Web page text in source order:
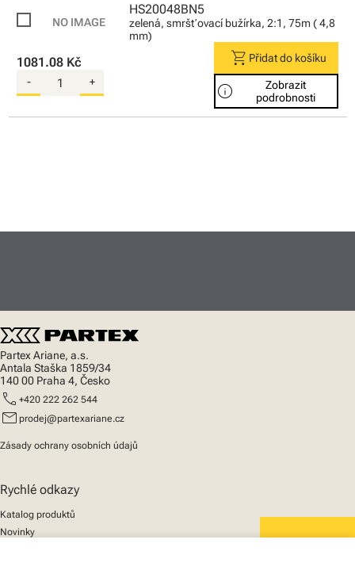
HS20048BN5
zelená, smršťovací bužírka, 2:1, 75m ( 4,8
mm)
1081.08 Kč
- +
shopping_cart Přidat do košíku
info
Zobrazit
podrobnosti
Partex Ariane, a.s.
Antala Staška 1859/34
140 00 Praha 4, Česko
call +420 222 262 544
mail prodej@partexariane.cz
Zásady ochrany osobních údajů
Rychlé odkazy
Katalog produktů
Novinky